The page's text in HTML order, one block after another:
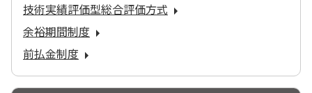
技術実績評価型総合評価方式
余裕期間制度
前払金制度